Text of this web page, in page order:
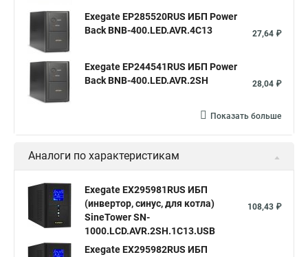
Exegate EP285520RUS ИБП Power
Back BNB-400.LED.AVR.4C13
27,64 ₽
Exegate EP244541RUS ИБП Power
Back BNB-400.LED.AVR.2SH
28,04 ₽
Показать больше
Аналоги по характеристикам
Exegate EX295981RUS ИБП
(инвертор, синус, для котла)
SineTower SN-
1000.LCD.AVR.2SH.1C13.USB
108,43 ₽
Exegate EX295982RUS ИБП